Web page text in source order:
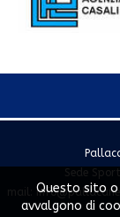
Sede
mail: Questo sito
avvalgono di